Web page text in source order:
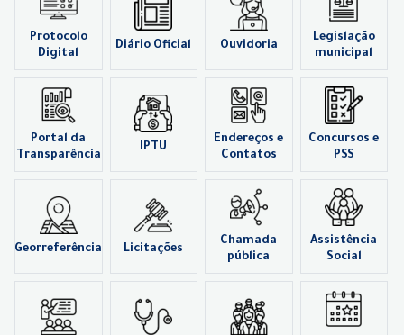
Protocolo
Digital
Diário Oficial Ouvidoria
Legislação
municipal
Portal da
Transparência
IPTU
Endereços e
Contatos
Concursos e
PSS
Georreferência Licitações
Chamada
pública
Assistência
Social